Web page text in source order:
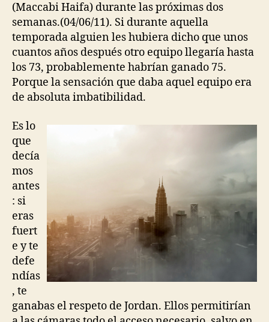
(Maccabi Haifa) durante las próximas dos
semanas.(04/06/11). Si durante aquella
temporada alguien les hubiera dicho que unos
cuantos años después otro equipo llegaría hasta
los 73, probablemente habrían ganado 75.
Porque la sensación que daba aquel equipo era
de absoluta imbatibilidad.
Es lo
que
decía
mos
antes
: si
eras
fuert
e y te
defe
ndías
, te
ganabas el respeto de Jordan. Ellos permitirían